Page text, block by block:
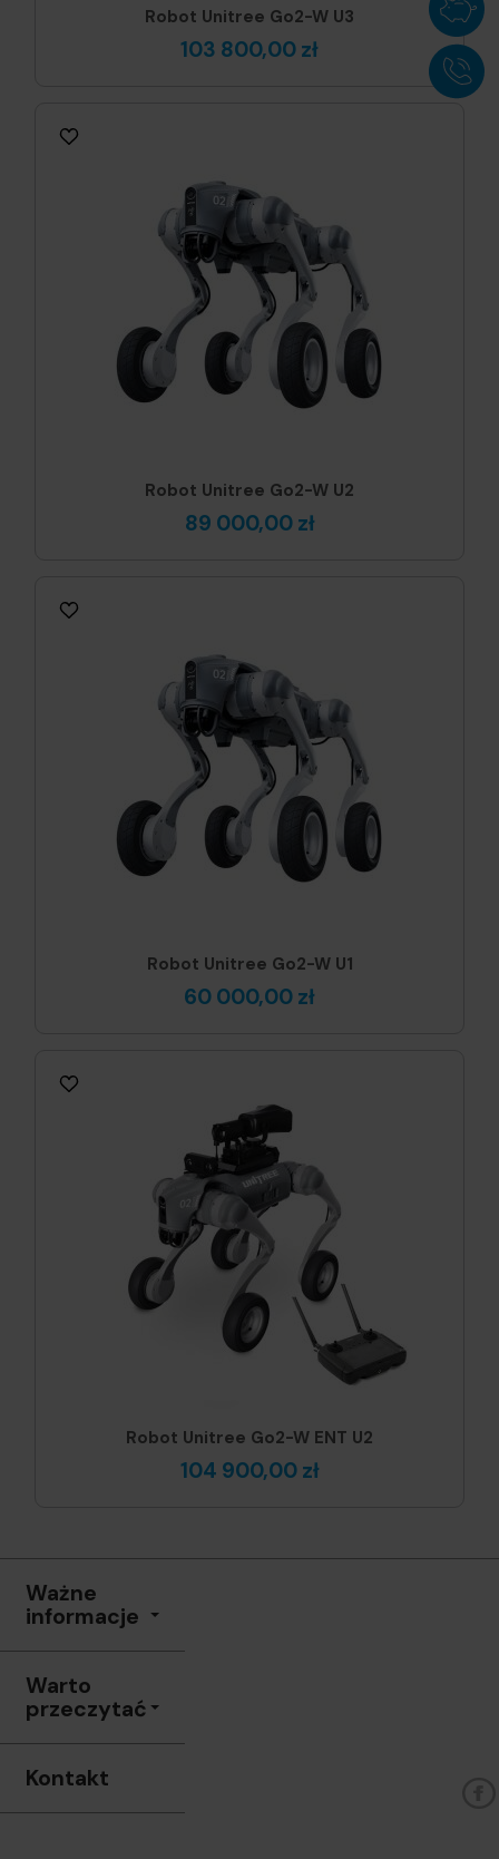
Robot Unitree Go2-W U3
103 800,00 zł
Robot Unitree Go2-W U2
89 000,00 zł
Robot Unitree Go2-W U1
60 000,00 zł
Robot Unitree Go2-W ENT U2
104 900,00 zł
Ważne
informacje
Warto
przeczytać
Kontakt